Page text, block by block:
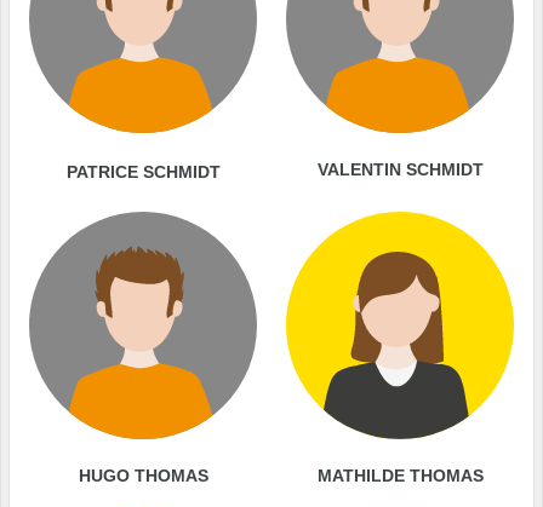
PATRICE SCHMIDT VALENTIN SCHMIDT
HUGO THOMAS MATHILDE THOMAS